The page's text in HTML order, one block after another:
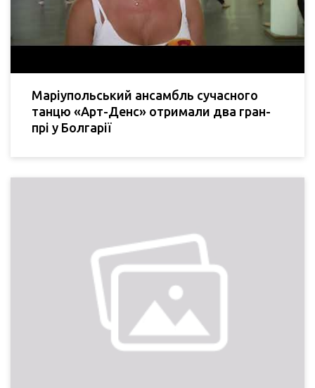
Маріупольський ансамбль сучасного
танцю «Арт-Денс» отримали два гран-
прі у Болгарії